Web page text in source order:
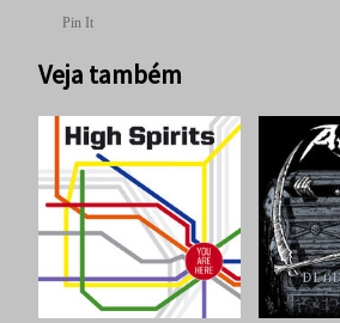
Pin It
Veja também